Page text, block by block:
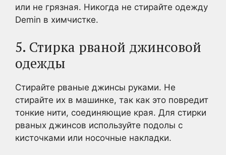
или не грязная. Никогда не стирайте одежду
Demin в химчистке.
5. Стирка рваной джинсовой
одежды
Стирайте рваные джинсы руками. Не
стирайте их в машинке, так как это повредит
тонкие нити, соединяющие края. Для стирки
рваных джинсов используйте подолы с
кисточками или носочные накладки.